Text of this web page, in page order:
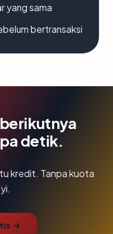
yang sama
bertransaksi
detik.
kredit. Tanpa kuota
→